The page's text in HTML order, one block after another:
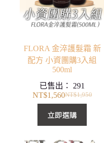
FLORA 金淬護髮霜 新
配方 小資團購3入組
500ml
已售出： 291
NT$1,950
始
價
NT$1,560
前
價
立即選購